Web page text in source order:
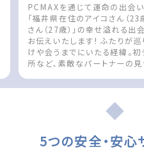
PCMAXを通じて運命の出会
「福井県在住のアイコさん（23
さん（27歳）」の幸せ溢れる出
お伝えいたします! ふたりが巡
けや会うまでにいたる経緯。
所など、素敵なパートナーの
post 出会いの体験談 福井県
appeared on 出会いマッチン
5つの安全・安心